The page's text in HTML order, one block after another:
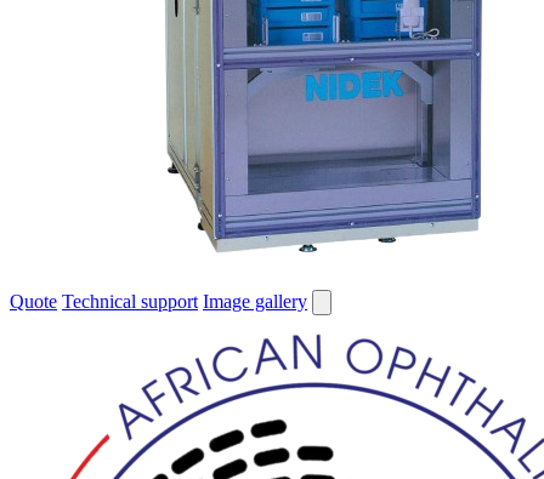
Quote Technical support Image gallery